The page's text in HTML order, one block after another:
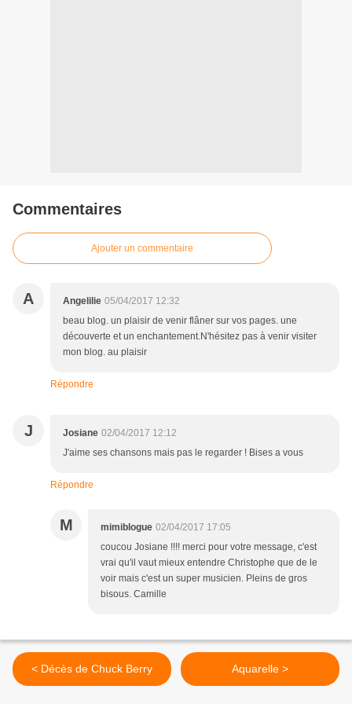
Commentaires
Ajouter un commentaire
A Angelilie 05/04/2017 12:32
beau blog. un plaisir de venir flâner sur vos pages. une
découverte et un enchantement.N'hésitez pas à venir visiter
mon blog. au plaisir
Répondre
J Josiane 02/04/2017 12:12
J'aime ses chansons mais pas le regarder ! Bises a vous
Répondre
M mimiblogue 02/04/2017 17:05
coucou Josiane !!!! merci pour votre message, c'est
vrai qu'il vaut mieux entendre Christophe que de le
voir mais c'est un super musicien. Pleins de gros
bisous. Camille
< Décès de Chuck Berry Aquarelle >